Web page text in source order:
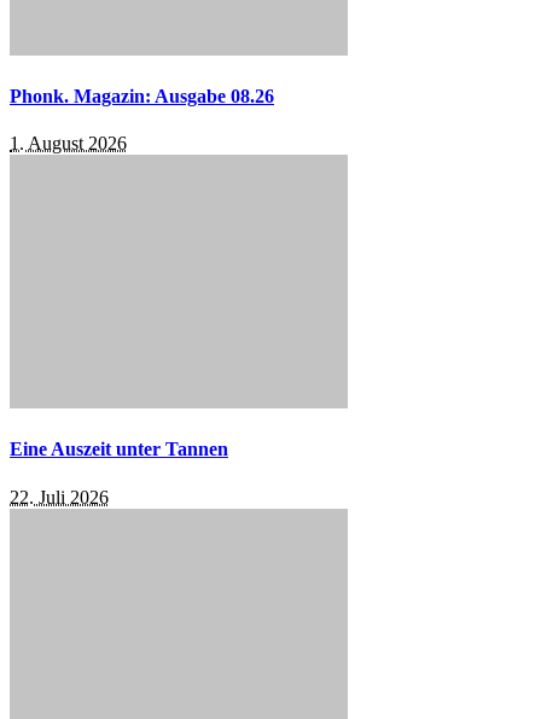
Phonk. Magazin: Ausgabe 08.26
1. August 2026
Eine Auszeit unter Tannen
22. Juli 2026